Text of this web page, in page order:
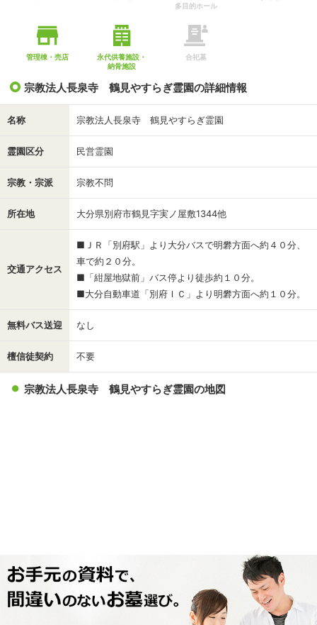
多目的ホール
管理棟・売店
永代供養施設・
納骨施設
合祀墓
宗教法人長泉寺 鶴見やすらぎ霊園の詳細情報
名称 宗教法人長泉寺 鶴見やすらぎ霊園
霊園区分 民営霊園
宗教・宗派 宗教不問
所在地 大分県別府市鶴見字実ノ屋敷1344他
交通アクセス
■ＪＲ「別府駅」より大分バスで明礬方面へ約４０分、
車で約２０分。
■「紺屋地獄前」バス停より徒歩約１０分。
■大分自動車道「別府ＩＣ」より明礬方面へ約１０分。
無料バス送迎 なし
檀信徒契約 不要
宗教法人長泉寺 鶴見やすらぎ霊園の地図